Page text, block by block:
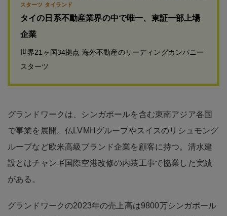
スターツ タイランド
タイの日系不動産業界の中で唯一、東証一部上場
企業
世界21ヶ国34拠点 海外不動産のリーディングカンパニー
スターツ
グランドワークは、シンガポールを含む東南アジア各国
で事業を展開。仏LVMHグループやスイスのリシュモング
ループなど欧米高級ブランド企業を顧客に持つ。清水建
設とはチャンギ国際空港改修の内装工事で協業した実績
がある。
グランドワークの2023年の売上高は9800万シンガポール